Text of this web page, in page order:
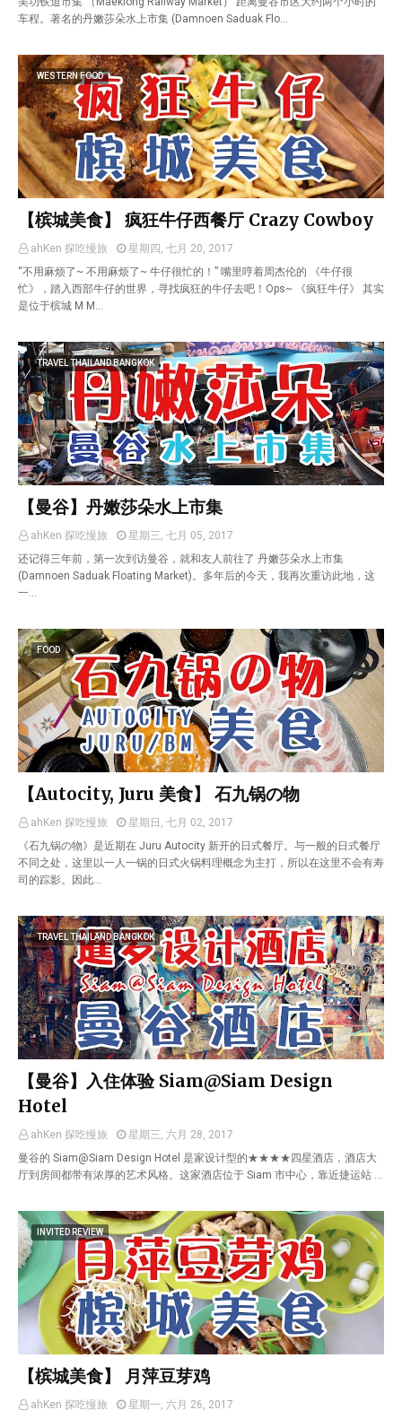
车程。著名的丹嫩莎朵水上市集 (Damnoen Saduak Flo…
WESTERN FOOD
【槟城美食】 疯狂牛仔西餐厅 Crazy Cowboy
ahKen 探吃慢旅
星期四, 七月 20, 2017
“不用麻烦了~ 不用麻烦了~ 牛仔很忙的！” 嘴里哼着周杰伦的 《牛仔很
忙》，踏入西部牛仔的世界，寻找疯狂的牛仔去吧！Ops~ 《疯狂牛仔》 其实
是位于槟城 M M…
TRAVEL THAILAND BANGKOK
【曼谷】丹嫩莎朵水上市集
ahKen 探吃慢旅
星期三, 七月 05, 2017
还记得三年前，第一次到访曼谷，就和友人前往了 丹嫩莎朵水上市集
(Damnoen Saduak Floating Market)。多年后的今天，我再次重访此地，这
一…
FOOD
【Autocity, Juru 美食】 石九锅の物
ahKen 探吃慢旅
星期日, 七月 02, 2017
《石九锅の物》是近期在 Juru Autocity 新开的日式餐厅。与一般的日式餐厅
不同之处，这里以一人一锅的日式火锅料理概念为主打，所以在这里不会有寿
司的踪影。因此…
TRAVEL THAILAND BANGKOK
【曼谷】入住体验 Siam@Siam Design
Hotel
ahKen 探吃慢旅
星期三, 六月 28, 2017
曼谷的 Siam@Siam Design Hotel 是家设计型的★★★★四星酒店，酒店大
厅到房间都带有浓厚的艺术风格。这家酒店位于 Siam 市中心，靠近捷运站 …
INVITED REVIEW
【槟城美食】 月萍豆芽鸡
ahKen 探吃慢旅
星期一, 六月 26, 2017